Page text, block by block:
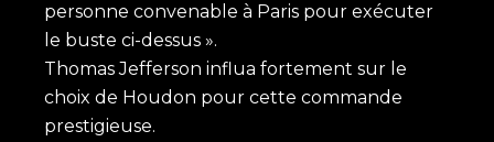
personne convenable à Paris pour exécuter
le buste ci-dessus ».
Thomas Jefferson influa fortement sur le
choix de Houdon pour cette commande
prestigieuse.